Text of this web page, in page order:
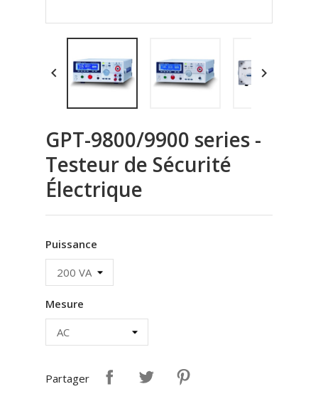
 
GPT-9800/9900 series -
Testeur de Sécurité
Électrique
Puissance
Mesure
Partager